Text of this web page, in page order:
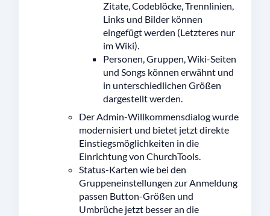
Zitate, Codeblöcke, Trennlinien,
Links und Bilder können
eingefügt werden (Letzteres nur
im Wiki).
Personen, Gruppen, Wiki-Seiten
und Songs können erwähnt und
in unterschiedlichen Größen
dargestellt werden.
Der Admin-Willkommensdialog wurde
modernisiert und bietet jetzt direkte
Einstiegsmöglichkeiten in die
Einrichtung von ChurchTools.
Status-Karten wie bei den
Gruppeneinstellungen zur Anmeldung
passen Button-Größen und
Umbrüche jetzt besser an die